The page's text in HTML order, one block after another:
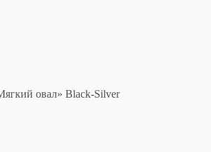
овал» Black-Silver